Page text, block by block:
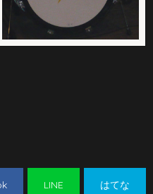
LINE はてな